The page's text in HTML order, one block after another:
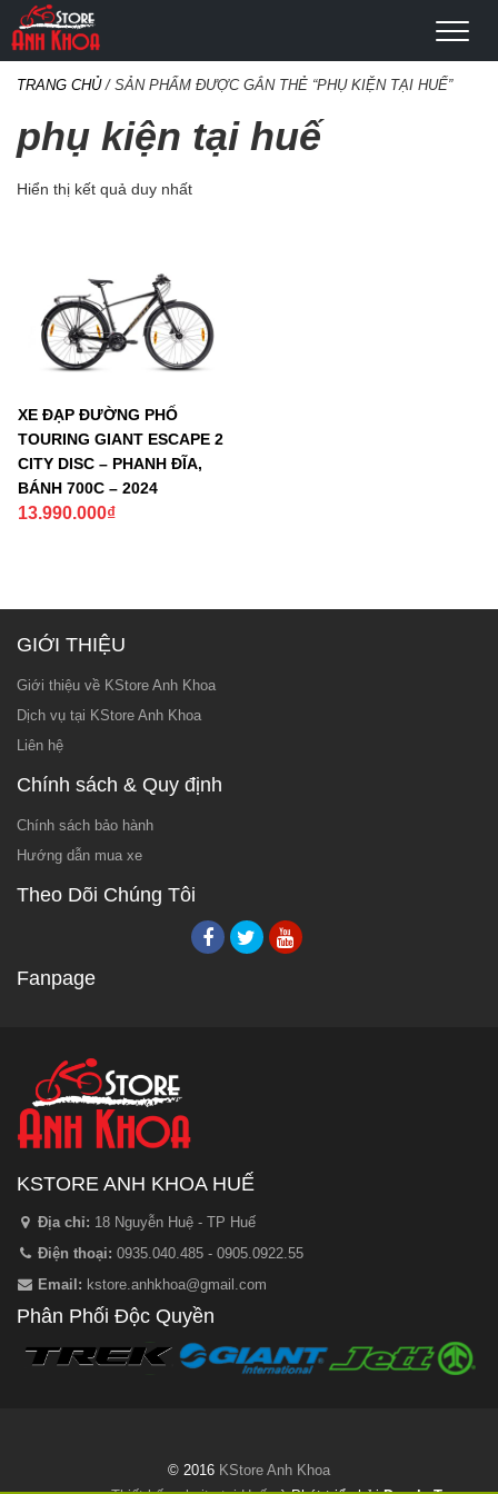
TRANG CHỦ/ SẢN PHẨM ĐƯỢC GẮN THẺ “PHỤ KIỆN TẠI HUẾ”
phụ kiện tại huế
Hiển thị kết quả duy nhất
XE ĐẠP ĐƯỜNG PHỐ
TOURING GIANT ESCAPE 2
CITY DISC – PHANH ĐĨA,
BÁNH 700C – 2024
13.990.000₫
GIỚI THIỆU
Giới thiệu về KStore Anh Khoa
Dịch vụ tại KStore Anh Khoa
Liên hệ
Chính sách & Quy định
Chính sách bảo hành
Hướng dẫn mua xe
Theo Dõi Chúng Tôi
Fanpage
KSTORE ANH KHOA HUẾ
Địa chỉ: 18 Nguyễn Huệ - TP Huế
Điện thoại: 0935.040.485 - 0905.0922.55
Email: kstore.anhkhoa@gmail.com
Phân Phối Độc Quyền
© 2016 KStore Anh Khoa